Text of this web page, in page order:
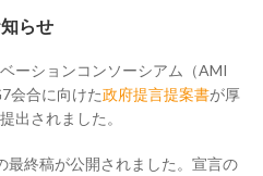
らせ
ーションコンソーシアム（AMI
会合に向けた政府提言提案書が厚
出されました。
最終稿が公開されました。宣言の